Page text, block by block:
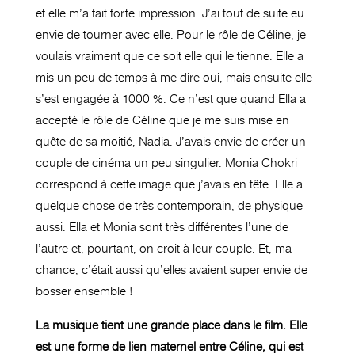
et elle m’a fait forte impression. J’ai tout de suite eu
envie de tourner avec elle. Pour le rôle de Céline, je
voulais vraiment que ce soit elle qui le tienne. Elle a
mis un peu de temps à me dire oui, mais ensuite elle
s’est engagée à 1000 %. Ce n’est que quand Ella a
accepté le rôle de Céline que je me suis mise en
quête de sa moitié, Nadia. J’avais envie de créer un
couple de cinéma un peu singulier. Monia Chokri
correspond à cette image que j’avais en tête. Elle a
quelque chose de très contemporain, de physique
aussi. Ella et Monia sont très différentes l’une de
l’autre et, pourtant, on croit à leur couple. Et, ma
chance, c’était aussi qu’elles avaient super envie de
bosser ensemble !
La musique tient une grande place dans le film. Elle
est une forme de lien maternel entre Céline, qui est